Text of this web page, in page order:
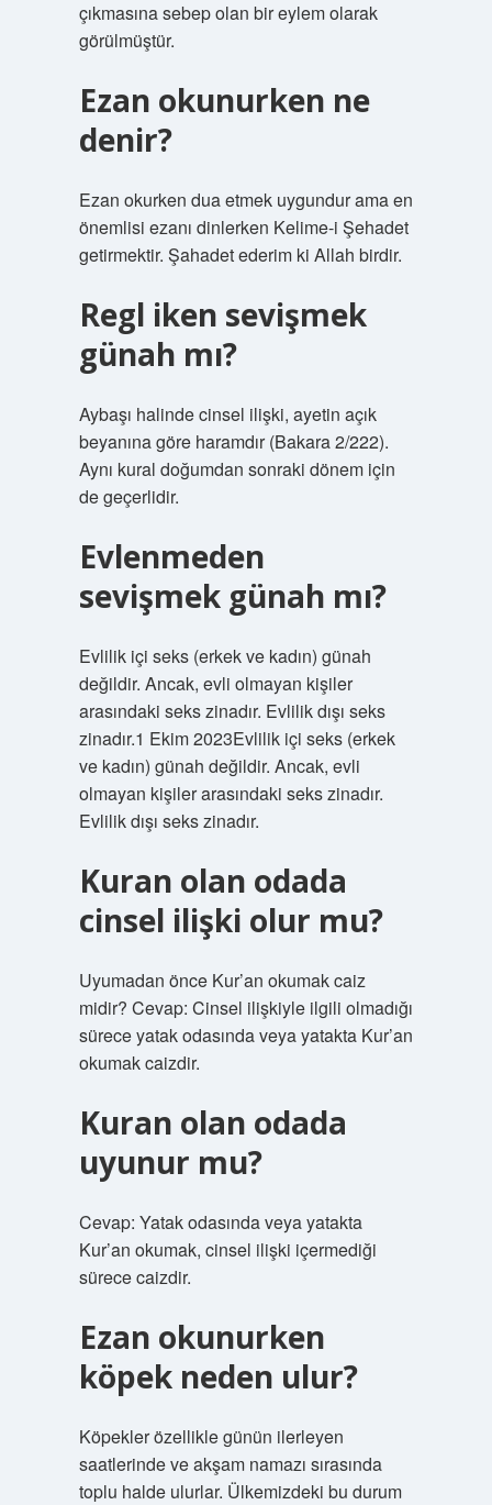
çıkmasına sebep olan bir eylem olarak
görülmüştür.
Ezan okunurken ne
denir?
Ezan okurken dua etmek uygundur ama en
önemlisi ezanı dinlerken Kelime-i Şehadet
getirmektir. Şahadet ederim ki Allah birdir.
Regl iken sevişmek
günah mı?
Aybaşı halinde cinsel ilişki, ayetin açık
beyanına göre haramdır (Bakara 2/222).
Aynı kural doğumdan sonraki dönem için
de geçerlidir.
Evlenmeden
sevişmek günah mı?
Evlilik içi seks (erkek ve kadın) günah
değildir. Ancak, evli olmayan kişiler
arasındaki seks zinadır. Evlilik dışı seks
zinadır.1 Ekim 2023Evlilik içi seks (erkek
ve kadın) günah değildir. Ancak, evli
olmayan kişiler arasındaki seks zinadır.
Evlilik dışı seks zinadır.
Kuran olan odada
cinsel ilişki olur mu?
Uyumadan önce Kur’an okumak caiz
midir? Cevap: Cinsel ilişkiyle ilgili olmadığı
sürece yatak odasında veya yatakta Kur’an
okumak caizdir.
Kuran olan odada
uyunur mu?
Cevap: Yatak odasında veya yatakta
Kur’an okumak, cinsel ilişki içermediği
sürece caizdir.
Ezan okunurken
köpek neden ulur?
Köpekler özellikle günün ilerleyen
saatlerinde ve akşam namazı sırasında
toplu halde ulurlar. Ülkemizdeki bu durum